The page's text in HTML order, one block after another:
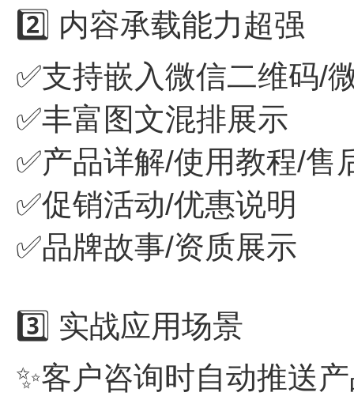
2️⃣ 内容承载能力超强
✅支持嵌入微信二维码/
✅丰富图文混排展示
✅产品详解/使用教程/售
✅促销活动/优惠说明
✅品牌故事/资质展示
3️⃣ 实战应用场景
✨客户咨询时自动推送